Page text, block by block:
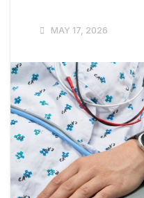
MAY 17, 2026